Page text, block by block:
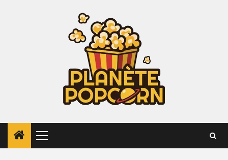
Primary
Menu